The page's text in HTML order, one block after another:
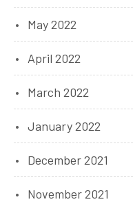
May 2022
April 2022
March 2022
January 2022
December 2021
November 2021